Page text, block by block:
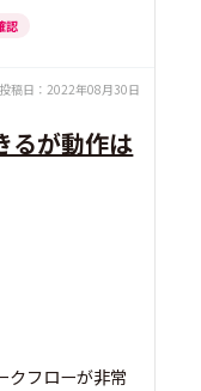
認
投稿日： 2022年08月30日
るが動作は
クフローが非常